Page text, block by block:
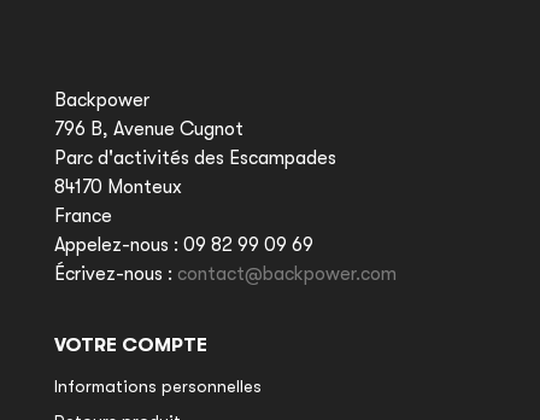
Backpower
796 B, Avenue Cugnot
Parc d'activités des Escampades
84170 Monteux
France
Appelez-nous : 09 82 99 09 69
Écrivez-nous : contact@backpower.com
VOTRE COMPTE
Informations personnelles